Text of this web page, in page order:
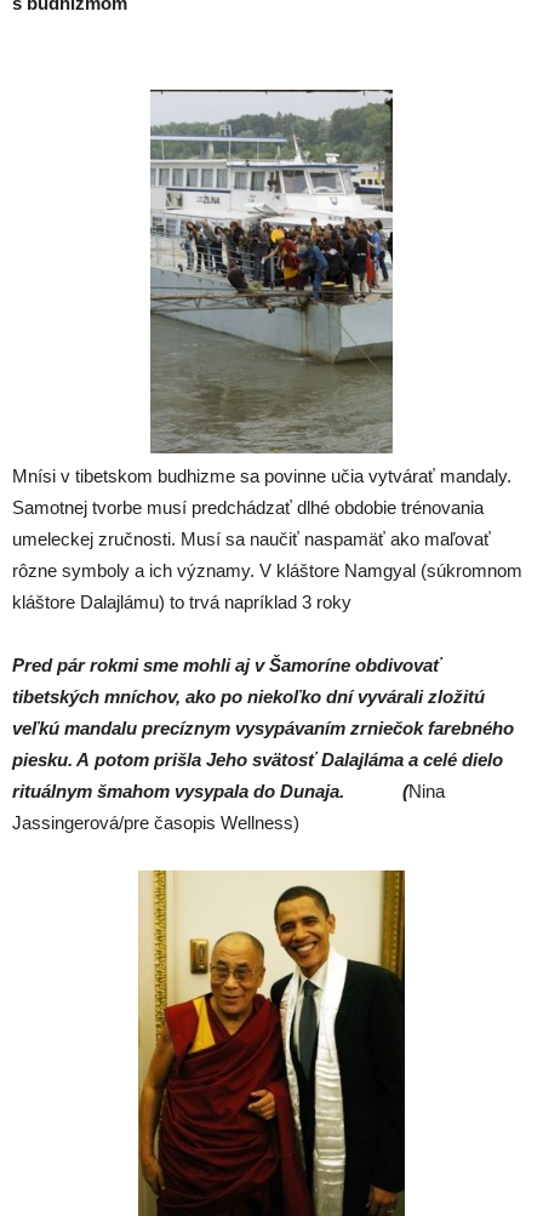
Mnísi v tibetskom budhizme sa povinne učia vytvárať mandaly.
Samotnej tvorbe musí predchádzať dlhé obdobie trénovania
umeleckej zručnosti. Musí sa naučiť naspamäť ako maľovať
rôzne symboly a ich významy. V kláštore Namgyal (súkromnom
kláštore Dalajlámu) to trvá napríklad 3 roky
Pred pár rokmi sme mohli aj v Šamoríne obdivovať
tibetských mníchov, ako po niekoľko dní vyvárali zložitú
veľkú mandalu precíznym vysypávaním zrniečok farebného
piesku. A potom prišla Jeho svätosť Dalajláma a celé dielo
rituálnym šmahom vysypala do Dunaja. (Nina
Jassingerová/pre časopis Wellness)